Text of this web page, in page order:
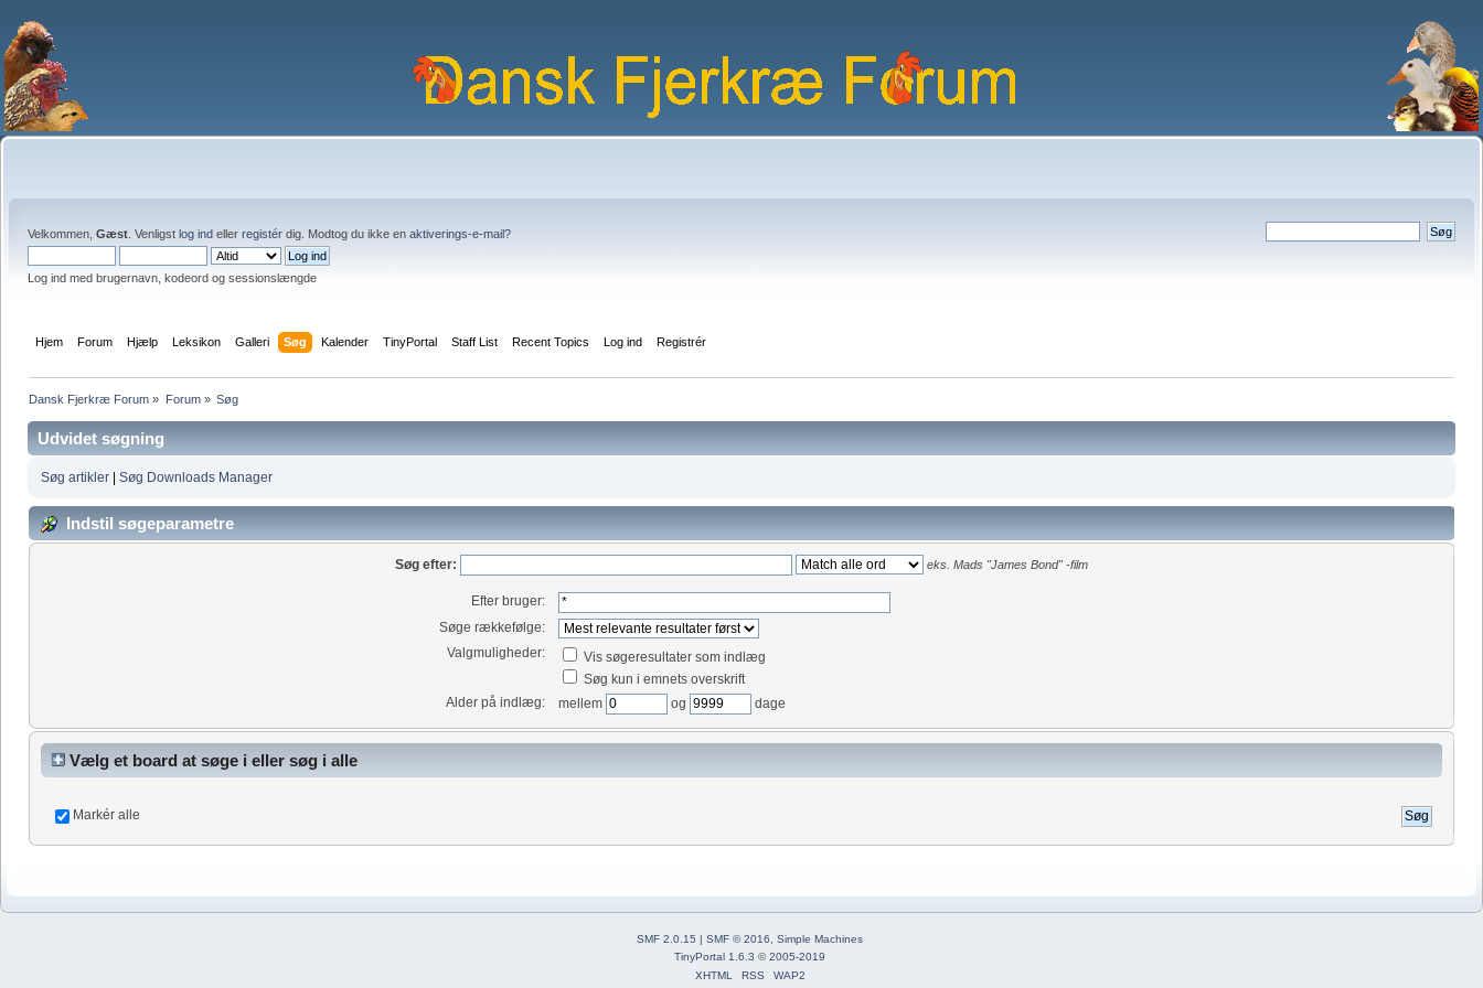
Velkommen, Gæst . Venligst log ind eller registér dig. Modtog du ikke en aktiverings-e-mail?
Log ind med brugernavn, kodeord og sessionslængde
Hjem Forum Hjælp Leksikon Galleri Søg Kalender TinyPortal Staff List Recent Topics Log ind Registrér
Dansk Fjerkræ Forum » Forum» Søg
Udvidet søgning
Søg artikler |Søg Downloads Manager
Indstil søgeparametre
Søg efter: eks. Mads "James Bond" -film
Efter bruger:
Søge rækkefølge:
Valgmuligheder:
Vis søgeresultater som indlæg
Søg kun i emnets overskrift
Alder på indlæg:
mellem og dage
Vælg et board at søge i eller søg i alle
Markér alle
SMF 2.0.15 | SMF © 2016
Simple Machines
TinyPortal 1.6.3 ©2005-2019
XHTML
RSS WAP2